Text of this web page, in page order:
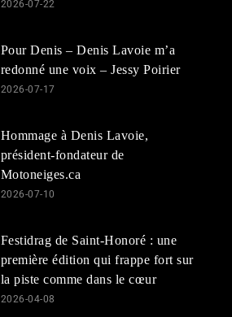
2026-07-22
Pour Denis – Denis Lavoie m’a
redonné une voix – Jessy Poirier
2026-07-17
Hommage à Denis Lavoie,
président-fondateur de
Motoneiges.ca
2026-07-10
Festidrag de Saint-Honoré : une
première édition qui frappe fort sur
la piste comme dans le cœur
2026-04-08